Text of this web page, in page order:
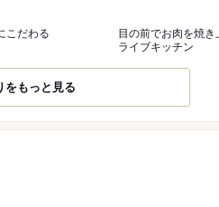
こだわる
目の前でお肉を焼き
ライブキッチン
をもっと見る